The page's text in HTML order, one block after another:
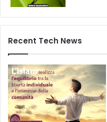
Recent Tech News